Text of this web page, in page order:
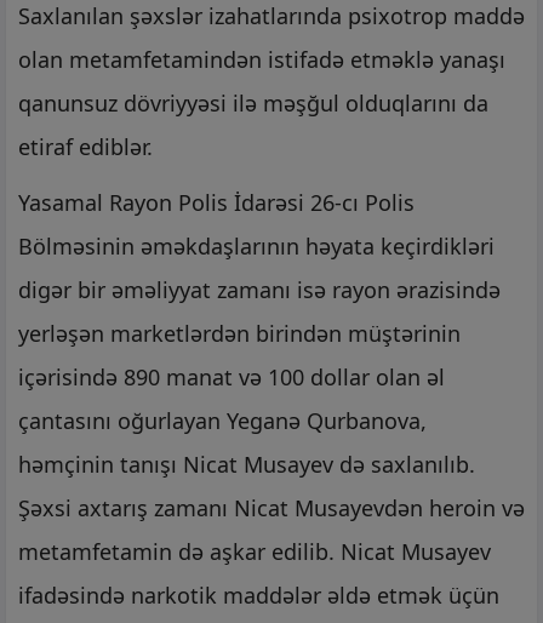
Saxlanılan şəxslər izahatlarında psixotrop maddə
olan metamfetamindən istifadə etməklə yanaşı
qanunsuz dövriyyəsi ilə məşğul olduqlarını da
etiraf ediblər.
Yasamal Rayon Polis İdarəsi 26-cı Polis
Bölməsinin əməkdaşlarının həyata keçirdikləri
digər bir əməliyyat zamanı isə rayon ərazisində
yerləşən marketlərdən birindən müştərinin
içərisində 890 manat və 100 dollar olan əl
çantasını oğurlayan Yeganə Qurbanova,
həmçinin tanışı Nicat Musayev də saxlanılıb.
Şəxsi axtarış zamanı Nicat Musayevdən heroin və
metamfetamin də aşkar edilib. Nicat Musayev
ifadəsində narkotik maddələr əldə etmək üçün